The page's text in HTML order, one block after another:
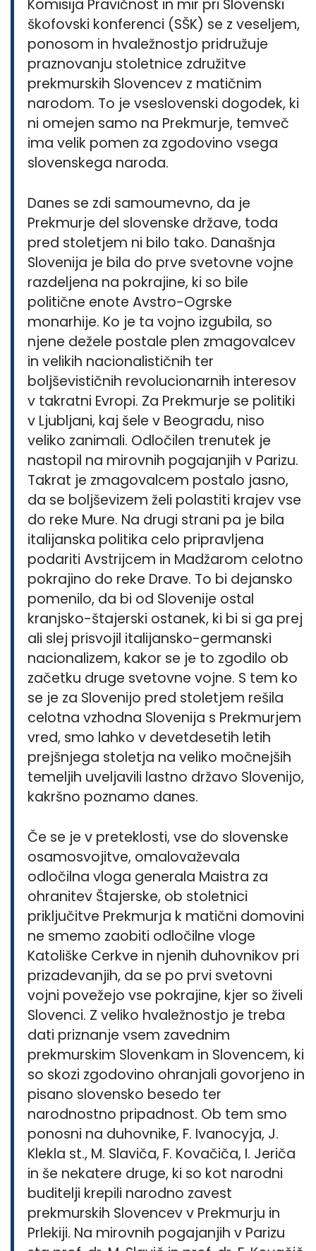
Komisija Pravičnost in mir pri Slovenski
škofovski konferenci (SŠK) se z veseljem,
ponosom in hvaležnostjo pridružuje
praznovanju stoletnice združitve
prekmurskih Slovencev z matičnim
narodom. To je vseslovenski dogodek, ki
ni omejen samo na Prekmurje, temveč
ima velik pomen za zgodovino vsega
slovenskega naroda.
Danes se zdi samoumevno, da je
Prekmurje del slovenske države, toda
pred stoletjem ni bilo tako. Današnja
Slovenija je bila do prve svetovne vojne
razdeljena na pokrajine, ki so bile
politične enote Avstro-Ogrske
monarhije. Ko je ta vojno izgubila, so
njene dežele postale plen zmagovalcev
in velikih nacionalističnih ter
boljševističnih revolucionarnih interesov
v takratni Evropi. Za Prekmurje se politiki
v Ljubljani, kaj šele v Beogradu, niso
veliko zanimali. Odločilen trenutek je
nastopil na mirovnih pogajanjih v Parizu.
Takrat je zmagovalcem postalo jasno,
da se boljševizem želi polastiti krajev vse
do reke Mure. Na drugi strani pa je bila
italijanska politika celo pripravljena
podariti Avstrijcem in Madžarom celotno
pokrajino do reke Drave. To bi dejansko
pomenilo, da bi od Slovenije ostal
kranjsko-štajerski ostanek, ki bi si ga prej
ali slej prisvojil italijansko-germanski
nacionalizem, kakor se je to zgodilo ob
začetku druge svetovne vojne. S tem ko
se je za Slovenijo pred stoletjem rešila
celotna vzhodna Slovenija s Prekmurjem
vred, smo lahko v devetdesetih letih
prejšnjega stoletja na veliko močnejših
temeljih uveljavili lastno državo Slovenijo,
kakršno poznamo danes.
Če se je v preteklosti, vse do slovenske
osamosvojitve, omalovaževala
odločilna vloga generala Maistra za
ohranitev Štajerske, ob stoletnici
priključitve Prekmurja k matični domovini
ne smemo zaobiti odločilne vloge
Katoliške Cerkve in njenih duhovnikov pri
prizadevanjih, da se po prvi svetovni
vojni povežejo vse pokrajine, kjer so živeli
Slovenci. Z veliko hvaležnostjo je treba
dati priznanje vsem zavednim
prekmurskim Slovenkam in Slovencem, ki
so skozi zgodovino ohranjali govorjeno in
pisano slovensko besedo ter
narodnostno pripadnost. Ob tem smo
ponosni na duhovnike, F. Ivanocyja, J.
Klekla st., M. Slaviča, F. Kovačiča, I. Jeriča
in še nekatere druge, ki so kot narodni
buditelji krepili narodno zavest
prekmurskih Slovencev v Prekmurju in
Prlekiji. Na mirovnih pogajanjih v Parizu